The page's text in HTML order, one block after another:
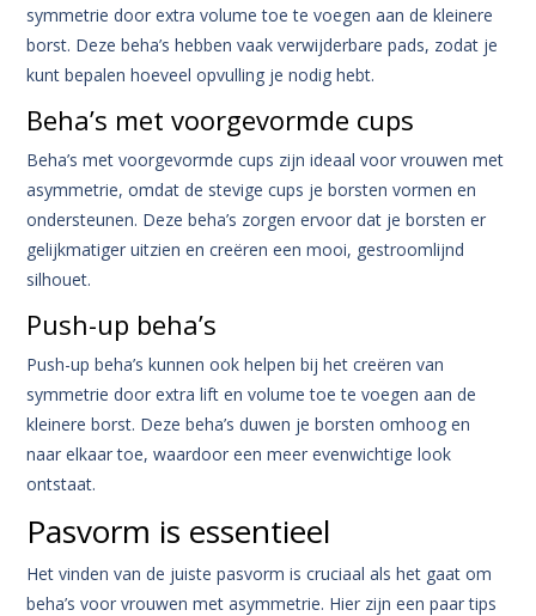
symmetrie door extra volume toe te voegen aan de kleinere
borst. Deze beha’s hebben vaak verwijderbare pads, zodat je
kunt bepalen hoeveel opvulling je nodig hebt.
Beha’s met voorgevormde cups
Beha’s met voorgevormde cups zijn ideaal voor vrouwen met
asymmetrie, omdat de stevige cups je borsten vormen en
ondersteunen. Deze beha’s zorgen ervoor dat je borsten er
gelijkmatiger uitzien en creëren een mooi, gestroomlijnd
silhouet.
Push-up beha’s
Push-up beha’s kunnen ook helpen bij het creëren van
symmetrie door extra lift en volume toe te voegen aan de
kleinere borst. Deze beha’s duwen je borsten omhoog en
naar elkaar toe, waardoor een meer evenwichtige look
ontstaat.
Pasvorm is essentieel
Het vinden van de juiste pasvorm is cruciaal als het gaat om
beha’s voor vrouwen met asymmetrie. Hier zijn een paar tips